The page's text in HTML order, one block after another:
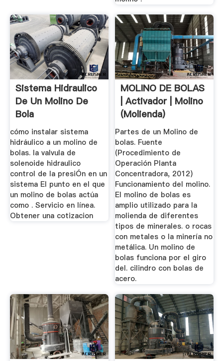
Sistema Hidraulico
De Un Molino De
Bola
cómo instalar sistema
hidráulico a un molino de
bolas. la valvula de
solenoide hidraulico
control de la presiÓn en un
sistema El punto en el que
un molino de bolas actúa
como . Servicio en línea.
Obtener una cotizacion
MOLINO DE BOLAS
| Activador | Molino
(Molienda)
Partes de un Molino de
bolas. Fuente
(Procedimiento de
Operación Planta
Concentradora, 2012)
Funcionamiento del molino.
El molino de bolas es
amplio utilizado para la
molienda de diferentes
tipos de minerales. o rocas
con metales o la minería no
metálica. Un molino de
bolas funciona por el giro
del. cilindro con bolas de
acero.